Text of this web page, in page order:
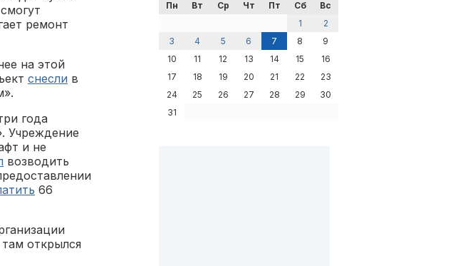
ремонт
на этой
снесли в
года
Учреждение
и не
возводить
66
открылся
Пн
Вт Ср Чт Пт Сб
Вс
1
2
3
4 5 6 7 8
9
10
11 12 13 14 15
16
17
18 19 20 21 22
23
24
25 26 27 28 29
30
31